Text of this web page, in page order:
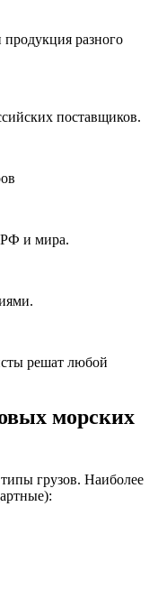
разного
поставщиков.
РФ и мира.
решат любой
морских
грузов. Наиболее